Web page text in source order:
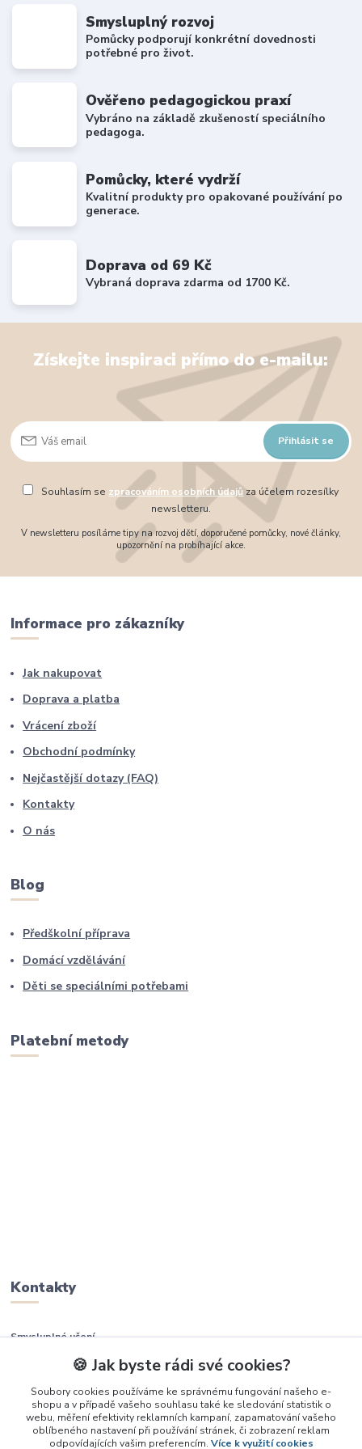
Smysluplný rozvoj
Pomůcky podporují konkrétní dovednosti
potřebné pro život.
Ověřeno pedagogickou praxí
Vybráno na základě zkušeností speciálního
pedagoga.
Pomůcky, které vydrží
Kvalitní produkty pro opakované používání po
generace.
Doprava od 69 Kč
Vybraná doprava zdarma od 1700 Kč.
Získejte inspiraci přímo do e-mailu:
Přihlásit se
Souhlasím se zpracováním osobních údajůza účelem rozesílky
newsletteru.
V newsletteru posíláme tipy na rozvoj dětí, doporučené pomůcky, nové články,
upozornění na probíhající akce.
Informace pro zákazníky
Jak nakupovat
Doprava a platba
Vrácení zboží
Obchodní podmínky
Nejčastější dotazy (FAQ)
Kontakty
O nás
Blog
Předškolní příprava
Domácí vzdělávání
Děti se speciálními potřebami
Platební metody
Kontakty
Smysluplné učení
+420 737 937 936
info@smysluplneuceni.cz
🍪 Jak byste rádi své cookies?
Soubory cookies používáme ke správnému fungování našeho e-
shopu a v případě vašeho souhlasu také ke sledování statistik o
webu, měření efektivity reklamních kampaní, zapamatování vašeho
oblíbeného nastavení při používání stránek, či zobrazení reklam
odpovídajících vašim preferencím. Více k využití cookies